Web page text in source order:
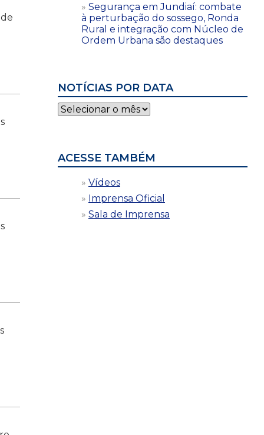
Segurança em Jundiaí: combate
à perturbação do sossego, Ronda
Rural e integração com Núcleo de
Ordem Urbana são destaques
NOTÍCIAS POR DATA
Notícias
por
ACESSE TAMBÉM
Vídeos
Imprensa Oficial
Sala de Imprensa